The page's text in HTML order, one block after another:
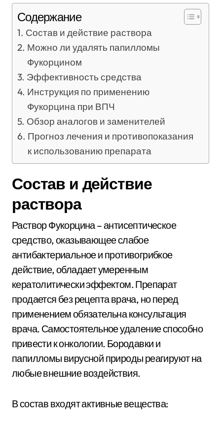
Содержание
Состав и действие раствора
Можно ли удалять папилломы
Фукорцином
Эффективность средства
Инструкция по применению
Фукорцина при ВПЧ
Обзор аналогов и заменителей
Прогноз лечения и противопоказания
к использованию препарата
Состав и действие
раствора
Раствор Фукорцина – антисептическое
средство, оказывающее слабое
антибактериальное и противогрибкое
действие, обладает умеренным
кератолитически эффектом. Препарат
продается без рецепта врача, но перед
применением обязательна консультация
врача. Самостоятельное удаление способно
привести к онкологии. Бородавки и
папилломы вирусной природы реагируют на
любые внешние воздействия.
В состав входят активные вещества: